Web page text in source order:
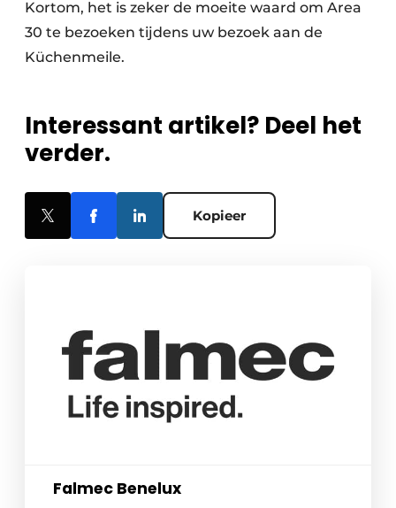
Kortom, het is zeker de moeite waard om Area
30 te bezoeken tijdens uw bezoek aan de
Küchenmeile.
Interessant artikel? Deel het
verder.
Kopieer
Falmec Benelux